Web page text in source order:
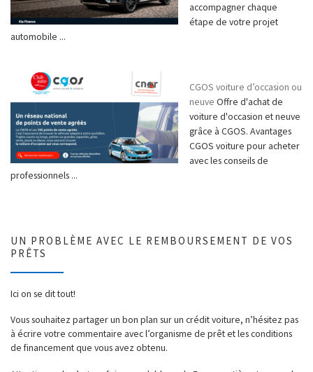
accompagner chaque
étape de votre projet
automobile ...
CGOS voiture d’occasion ou
neuve Offre d'achat de
voiture d'occasion et neuve
grâce à CGOS. Avantages
CGOS voiture pour acheter
avec les conseils de
professionnels ...
UN PROBLÈME AVEC LE REMBOURSEMENT DE VOS
PRÊTS
Ici on se dit tout!
Vous souhaitez partager un bon plan sur un crédit voiture, n’hésitez pas
à écrire votre commentaire avec l’organisme de prêt et les conditions
de financement que vous avez obtenu.